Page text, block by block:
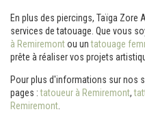
En plus des piercings, Taïga Zore
services de tatouage. Que vous
à Remiremontou untatouage
prête à réaliser vos projets
Pour plus d'informations sur nos
pages :tatoueur à Remiremont,
Remiremont